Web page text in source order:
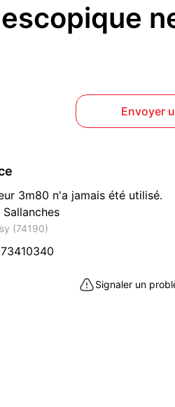
Envoyer
3m80 n'a jamais été utilisé.
(74190)
Signaler un